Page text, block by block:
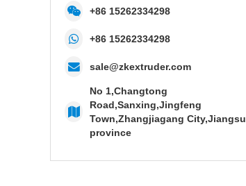
+86 15262334298
+86 15262334298
sale@zkextruder.com
No 1,Changtong
Road,Sanxing,Jingfeng
Town,Zhangjiagang City,Jiangsu
province